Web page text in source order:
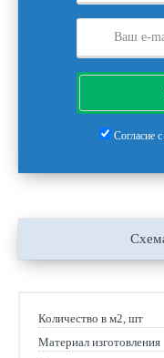
Согласие с
Количество в м2, шт
Материал изготовления